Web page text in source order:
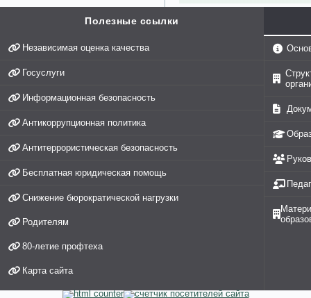
Полезные ссылки
Независимая оценка качества
Госуслуги
Информационная безопасность
Антикоррупционная политика
Антитеррористическая безопасность
Бесплатная юридическая помощь
Снижение бюрократической нагрузки
Родителям
80-летие профтеха
Карта сайта